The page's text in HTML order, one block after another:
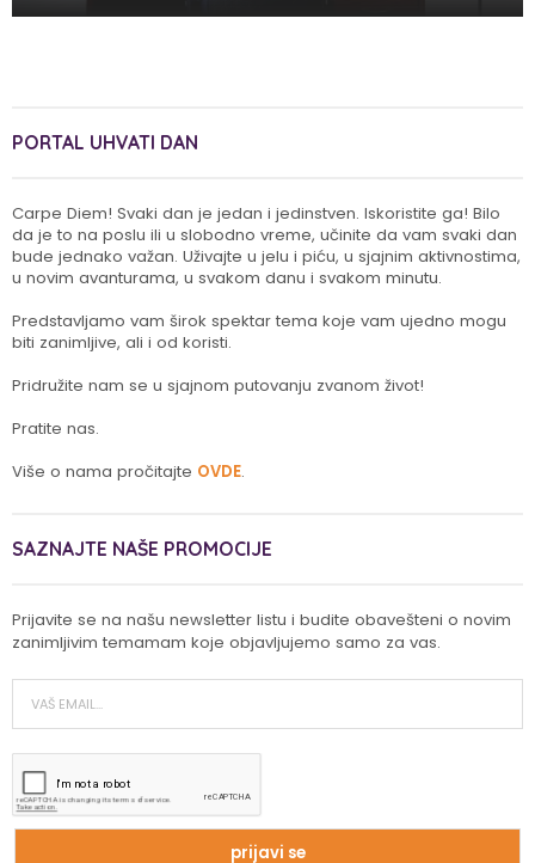
PORTAL UHVATI DAN
Carpe Diem! Svaki dan je jedan i jedinstven. Iskoristite ga! Bilo
da je to na poslu ili u slobodno vreme, učinite da vam svaki dan
bude jednako važan. Uživajte u jelu i piću, u sjajnim aktivnostima,
u novim avanturama, u svakom danu i svakom minutu.
Predstavljamo vam širok spektar tema koje vam ujedno mogu
biti zanimljive, ali i od koristi.
Pridružite nam se u sjajnom putovanju zvanom život!
Pratite nas.
Više o nama pročitajte OVDE.
SAZNAJTE NAŠE PROMOCIJE
Prijavite se na našu newsletter listu i budite obavešteni o novim
zanimljivim temamam koje objavljujemo samo za vas.